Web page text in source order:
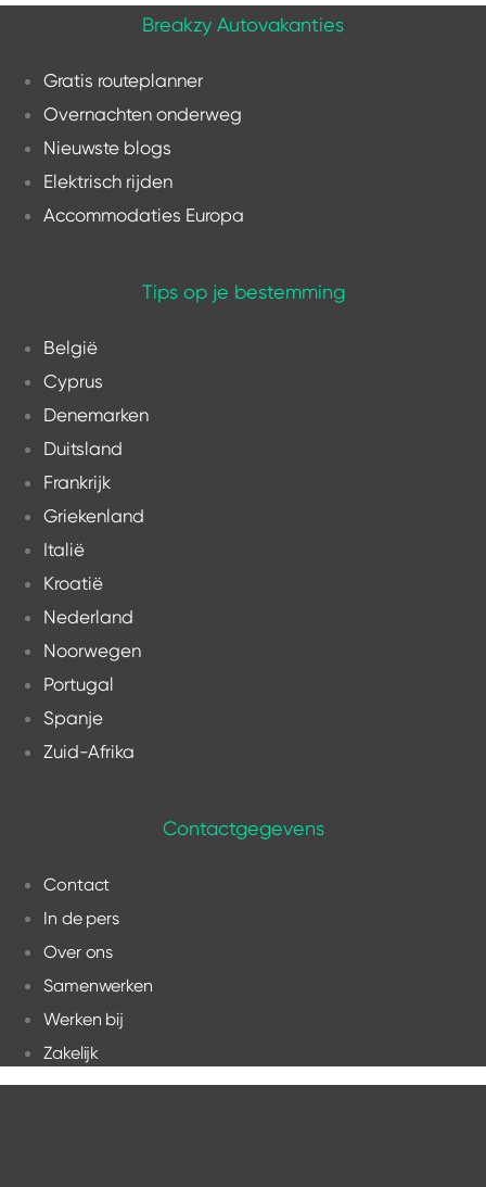
Breakzy Autovakanties
Gratis routeplanner
Overnachten onderweg
Nieuwste blogs
Elektrisch rijden
Accommodaties Europa
Tips op je bestemming
België
Cyprus
Denemarken
Duitsland
Frankrijk
Griekenland
Italië
Kroatië
Nederland
Noorwegen
Portugal
Spanje
Zuid-Afrika
Contactgegevens
Contact
In de pers
Over ons
Samenwerken
Werken bij
Zakelijk